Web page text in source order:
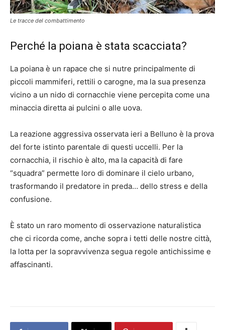
Le tracce del combattimento
Perché la poiana è stata scacciata?
La poiana è un rapace che si nutre principalmente di
piccoli mammiferi, rettili o carogne, ma la sua presenza
vicino a un nido di cornacchie viene percepita come una
minaccia diretta ai pulcini o alle uova.
La reazione aggressiva osservata ieri a Belluno è la prova
del forte istinto parentale di questi uccelli. Per la
cornacchia, il rischio è alto, ma la capacità di fare
“squadra” permette loro di dominare il cielo urbano,
trasformando il predatore in preda… dello stress e della
confusione.
È stato un raro momento di osservazione naturalistica
che ci ricorda come, anche sopra i tetti delle nostre città,
la lotta per la sopravvivenza segua regole antichissime e
affascinanti.